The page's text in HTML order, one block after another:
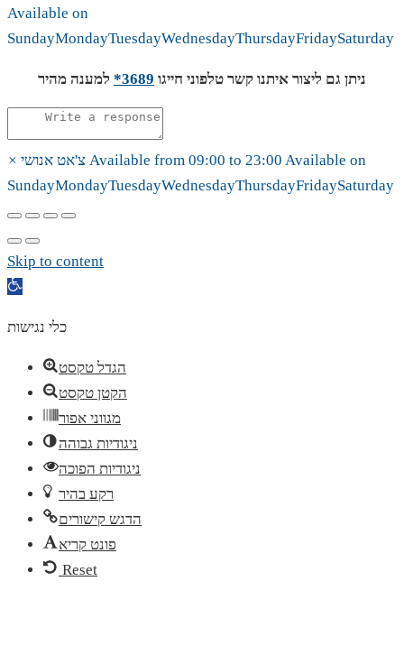
Available on
SundayMondayTuesdayWednesdayThursdayFridaySaturday
ניתן גם ליצור איתנו קשר טלפוני חייגו 3689* למענה מהיר
× צ'אט אנושי Available from 09:00 to 23:00 Available on
SundayMondayTuesdayWednesdayThursdayFridaySaturday
Skip to content
Open
כלי נגישות
הגדל טקסט
הקטן טקסט
מגווני אפור
ניגודיות גבוהה
ניגודיות הפוכה
רקע בהיר
הדגש קישורים
פונט קריא
Reset